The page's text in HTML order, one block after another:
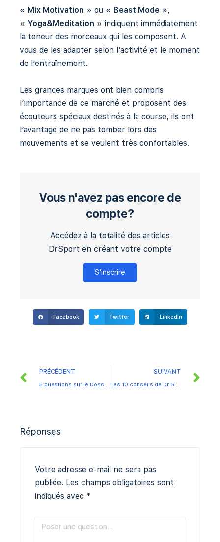
« Mix Motivation » ou « Beast Mode »,
« Yoga&Meditation » indiquent immédiatement
la teneur des morceaux qui les composent. A
vous de les adapter selon l’activité et le moment
de l’entraînement.
Les grandes marques ont bien compris
l’importance de ce marché et proposent des
écouteurs spéciaux destinés à la course, ils ont
l’avantage de ne pas tomber lors des
mouvements et se veulent très confortables.
Vous n'avez pas encore de
compte?
Accédez à la totalité des articles
DrSport en créant votre compte
S'inscrire
Facebook Twitter LinkedIn
PRÉCÉDENT
5 questions sur le Dossier Médical Partagé (DMP)
SUIVANT
Les 10 conseils de Dr Sport pour mieux dormir
Réponses
Votre adresse e-mail ne sera pas
publiée. Les champs obligatoires sont
indiqués avec *